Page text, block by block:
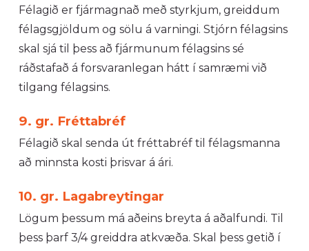
Félagið er fjármagnað með styrkjum, greiddum
félagsgjöldum og sölu á varningi. Stjórn félagsins
skal sjá til þess að fjármunum félagsins sé
ráðstafað á forsvaranlegan hátt í samræmi við
tilgang félagsins.
9. gr. Fréttabréf
Félagið skal senda út fréttabréf til félagsmanna
að minnsta kosti þrisvar á ári.
10. gr. Lagabreytingar
Lögum þessum má aðeins breyta á aðalfundi. Til
þess þarf 3/4 greiddra atkvæða. Skal þess getið í